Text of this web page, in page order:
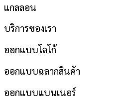
แกลลอน
บริการของเรา
ออกแบบโลโก้
ออกแบบฉลากสินค้า
ออกแบบแบนเนอร์